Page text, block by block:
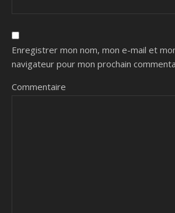
Enregistrer mon nom, mon e-mail et
navigateur pour mon prochain
Commentaire